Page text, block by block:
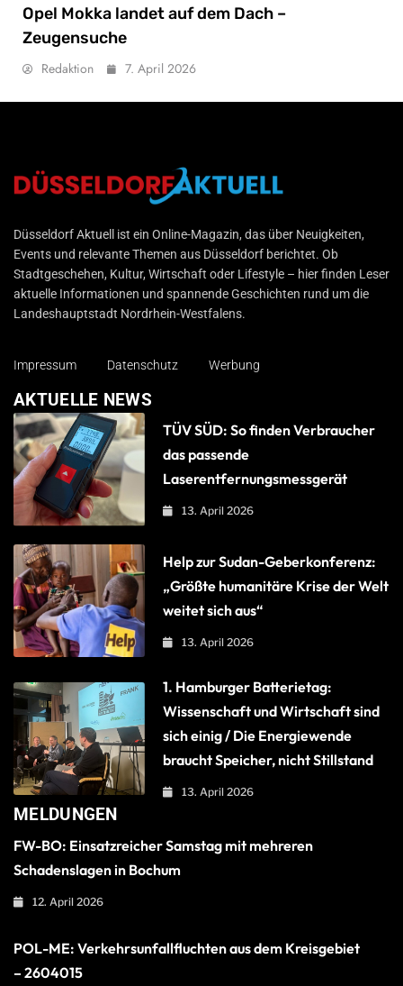
Opel Mokka landet auf dem Dach –
Zeugensuche
Redaktion 7. April 2026
Düsseldorf Aktuell
Düsseldorf Aktuell ist ein Online-Magazin, das über Neuigkeiten,
Events und relevante Themen aus Düsseldorf berichtet. Ob
Stadtgeschehen, Kultur, Wirtschaft oder Lifestyle – hier finden Leser
aktuelle Informationen und spannende Geschichten rund um die
Landeshauptstadt Nordrhein-Westfalens.
Impressum Datenschutz Werbung
AKTUELLE NEWS
TÜV SÜD: So finden Verbraucher
das passende
Laserentfernungsmessgerät
13. April 2026
Help zur Sudan-Geberkonferenz:
„Größte humanitäre Krise der Welt
weitet sich aus“
13. April 2026
1. Hamburger Batterietag:
Wissenschaft und Wirtschaft sind
sich einig / Die Energiewende
braucht Speicher, nicht Stillstand
13. April 2026
MELDUNGEN
FW-BO: Einsatzreicher Samstag mit mehreren
Schadenslagen in Bochum
12. April 2026
POL-ME: Verkehrsunfallfluchten aus dem Kreisgebiet
– 2604015